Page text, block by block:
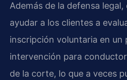
Además de la defensa
ayudar a los clientes a
inscripción voluntaria en un
intervención para
de la corte, lo que a veces